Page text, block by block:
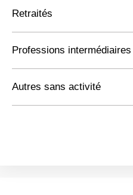
Retraités
Professions intermédiaires
Autres sans activité